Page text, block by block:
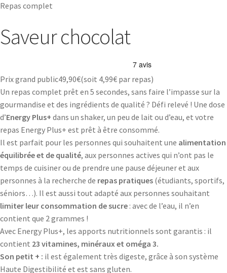
Repas complet
Saveur chocolat
Prix grand public49,90€(soit 4,99€ par repas)
Un repas complet prêt en 5 secondes, sans faire l’impasse sur la
gourmandise et des ingrédients de qualité ? Défi relevé ! Une dose
d’Energy Plus+ dans un shaker, un peu de lait ou d’eau, et votre
repas Energy Plus+ est prêt à être consommé.
Il est parfait pour les personnes qui souhaitent une alimentation
équilibrée et de qualité, aux personnes actives qui n’ont pas le
temps de cuisiner ou de prendre une pause déjeuner et aux
personnes à la recherche de repas pratiques (étudiants, sportifs,
séniors…). Il est aussi tout adapté aux personnes souhaitant
limiter leur consommation de sucre : avec de l’eau, il n’en
contient que 2 grammes !
Avec Energy Plus+, les apports nutritionnels sont garantis : il
contient 23 vitamines, minéraux et oméga 3.
Son petit + : il est également très digeste, grâce à son système
Haute Digestibilité et est sans gluten.